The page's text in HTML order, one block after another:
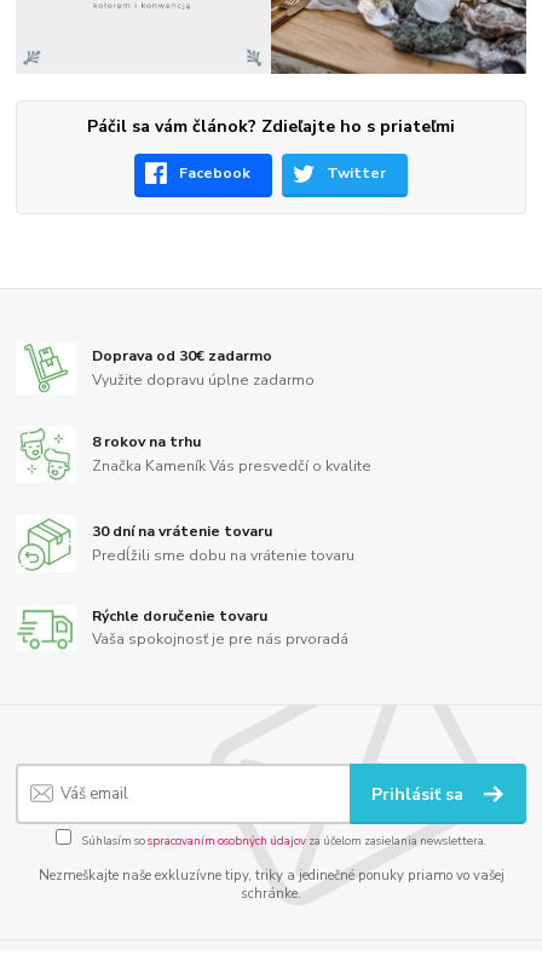
Páčil sa vám článok? Zdieľajte ho s priateľmi
Facebook Twitter
Doprava od 30€ zadarmo
Využite dopravu úplne zadarmo
8 rokov na trhu
Značka Kameník Vás presvedčí o kvalite
30 dní na vrátenie tovaru
Predĺžili sme dobu na vrátenie tovaru
Rýchle doručenie tovaru
Vaša spokojnosť je pre nás prvoradá
Prihlásiť sa
Súhlasím sospracovaním osobných údajov za účelom zasielania newslettera.
Nezmeškajte naše exkluzívne tipy, triky a jedinečné ponuky priamo vo vašej
schránke.